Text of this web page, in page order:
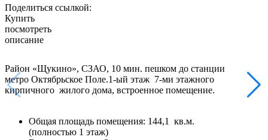
Поделиться ссылкой:
Купить
посмотреть
описание
Район «Щукино», СЗАО, 10 мин. пешком до станции
метро Октябрьское Поле.1-ый этаж 7-ми этажного
кирпичного жилого дома, встроенное помещение.
Общая площадь помещения: 144,1 кв.м.
(полностью 1 этаж)